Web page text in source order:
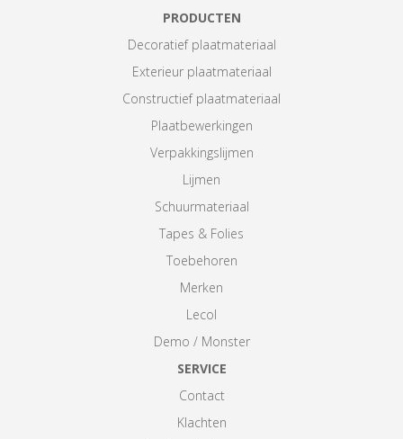
PRODUCTEN
Decoratief plaatmateriaal
Exterieur plaatmateriaal
Constructief plaatmateriaal
Plaatbewerkingen
Verpakkingslijmen
Lijmen
Schuurmateriaal
Tapes & Folies
Toebehoren
Merken
Lecol
Demo / Monster
SERVICE
Contact
Klachten